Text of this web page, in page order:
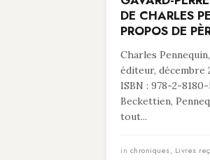
DE CHARLES
PROPOS DE
Charles
éditeur, décembre
ISBN : 978-2-
Beckettien,
tout...
in chroniques, Livres